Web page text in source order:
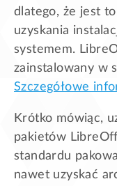
dlatego, że jest
uzyskania
systemem.
zainstalowany w
Szczegółowe
Krótko mówiąc,
pakietów
standardu
nawet uzyskać